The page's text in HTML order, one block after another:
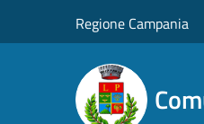
Regione Campania